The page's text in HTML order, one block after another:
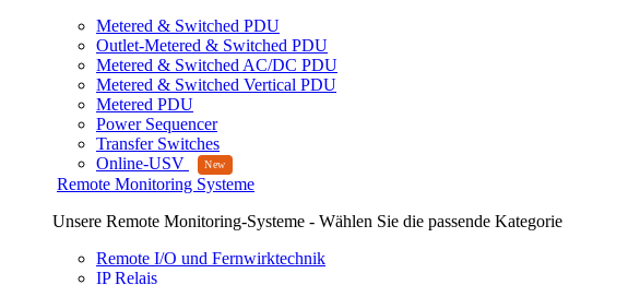
Metered & Switched PDU
Outlet-Metered & Switched PDU
Metered & Switched AC/DC PDU
Metered & Switched Vertical PDU
Metered PDU
Power Sequencer
Transfer Switches
Online-USV
Remote Monitoring Systeme
Unsere Remote Monitoring-Systeme - Wählen Sie die passende Kategorie
Remote I/O und Fernwirktechnik
IP Relais